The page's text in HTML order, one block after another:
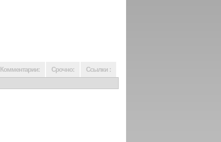
Комментарии: Срочно: Ссылки :